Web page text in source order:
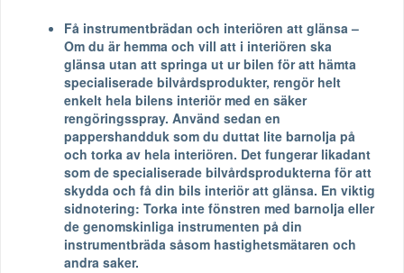
Få instrumentbrädan och interiören att glänsa –
Om du är hemma och vill att i interiören ska
glänsa utan att springa ut ur bilen för att hämta
specialiserade bilvårdsprodukter, rengör helt
enkelt hela bilens interiör med en säker
rengöringsspray. Använd sedan en
pappershandduk som du duttat lite barnolja på
och torka av hela interiören. Det fungerar likadant
som de specialiserade bilvårdsprodukterna för att
skydda och få din bils interiör att glänsa. En viktig
sidnotering: Torka inte fönstren med barnolja eller
de genomskinliga instrumenten på din
instrumentbräda såsom hastighetsmätaren och
andra saker.